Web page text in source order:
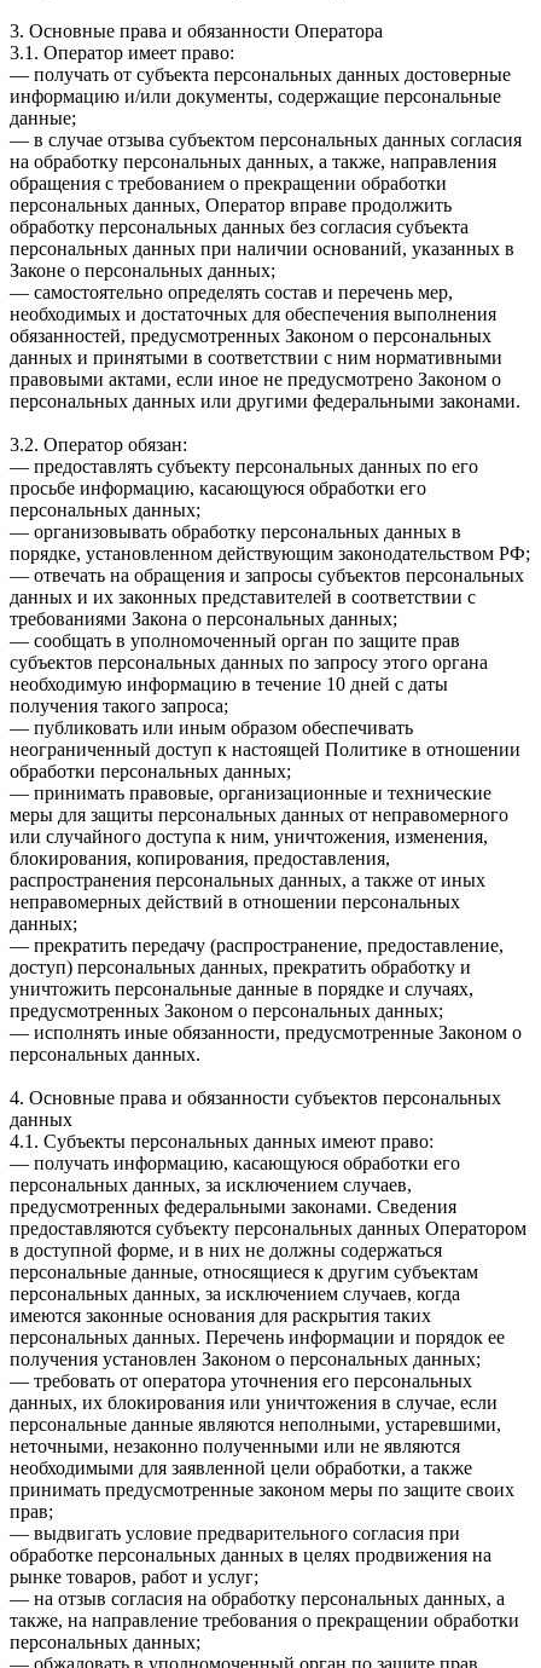
3. Основные права и обязанности Оператора
3.1. Оператор имеет право:
— получать от субъекта персональных данных достоверные
информацию и/или документы, содержащие персональные
данные;
— в случае отзыва субъектом персональных данных согласия
на обработку персональных данных, а также, направления
обращения с требованием о прекращении обработки
персональных данных, Оператор вправе продолжить
обработку персональных данных без согласия субъекта
персональных данных при наличии оснований, указанных в
Законе о персональных данных;
— самостоятельно определять состав и перечень мер,
необходимых и достаточных для обеспечения выполнения
обязанностей, предусмотренных Законом о персональных
данных и принятыми в соответствии с ним нормативными
правовыми актами, если иное не предусмотрено Законом о
персональных данных или другими федеральными законами.
3.2. Оператор обязан:
— предоставлять субъекту персональных данных по его
просьбе информацию, касающуюся обработки его
персональных данных;
— организовывать обработку персональных данных в
порядке, установленном действующим законодательством РФ;
— отвечать на обращения и запросы субъектов персональных
данных и их законных представителей в соответствии с
требованиями Закона о персональных данных;
— сообщать в уполномоченный орган по защите прав
субъектов персональных данных по запросу этого органа
необходимую информацию в течение 10 дней с даты
получения такого запроса;
— публиковать или иным образом обеспечивать
неограниченный доступ к настоящей Политике в отношении
обработки персональных данных;
— принимать правовые, организационные и технические
меры для защиты персональных данных от неправомерного
или случайного доступа к ним, уничтожения, изменения,
блокирования, копирования, предоставления,
распространения персональных данных, а также от иных
неправомерных действий в отношении персональных
данных;
— прекратить передачу (распространение, предоставление,
доступ) персональных данных, прекратить обработку и
уничтожить персональные данные в порядке и случаях,
предусмотренных Законом о персональных данных;
— исполнять иные обязанности, предусмотренные Законом о
персональных данных.
4. Основные права и обязанности субъектов персональных
данных
4.1. Субъекты персональных данных имеют право:
— получать информацию, касающуюся обработки его
персональных данных, за исключением случаев,
предусмотренных федеральными законами. Сведения
предоставляются субъекту персональных данных Оператором
в доступной форме, и в них не должны содержаться
персональные данные, относящиеся к другим субъектам
персональных данных, за исключением случаев, когда
имеются законные основания для раскрытия таких
персональных данных. Перечень информации и порядок ее
получения установлен Законом о персональных данных;
— требовать от оператора уточнения его персональных
данных, их блокирования или уничтожения в случае, если
персональные данные являются неполными, устаревшими,
неточными, незаконно полученными или не являются
необходимыми для заявленной цели обработки, а также
принимать предусмотренные законом меры по защите своих
прав;
— выдвигать условие предварительного согласия при
обработке персональных данных в целях продвижения на
рынке товаров, работ и услуг;
— на отзыв согласия на обработку персональных данных, а
также, на направление требования о прекращении обработки
персональных данных;